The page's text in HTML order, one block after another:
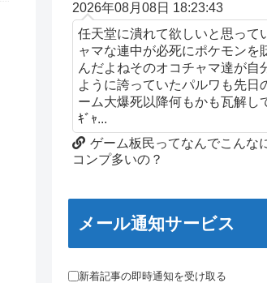
2026年08月08日 18:23:43
任天堂に潰れて欲しいと思って
ャマな連中が必死にポケモンを
んだよねそのオコチャマ達が自
ように誇っていたパルワも先日
ーム大爆死以降何もかも瓦解し
ｷﾞｬ...
ゲーム板民ってなんでこんな
コンプ多いの？
メール通知サービス
新着記事の即時通知を受け取る